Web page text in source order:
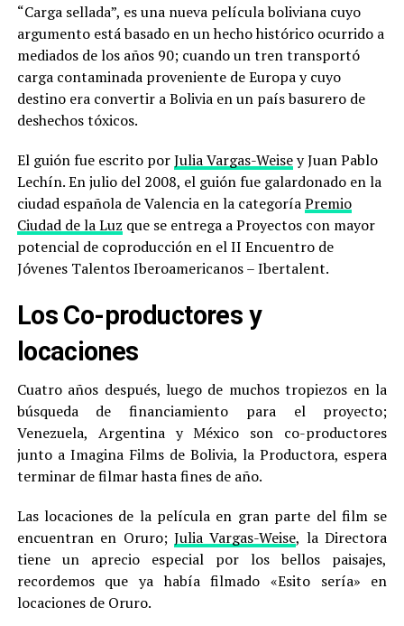
“Carga sellada”, es una nueva película boliviana cuyo
argumento está basado en un hecho histórico ocurrido a
mediados de los años 90; cuando un tren transportó
carga contaminada proveniente de Europa y cuyo
destino era convertir a Bolivia en un país basurero de
deshechos tóxicos.
El guión fue escrito porJulia Vargas-Weisey Juan Pablo
Lechín. En julio del 2008, el guión fue galardonado en la
ciudad española de Valencia en la categoríaPremio
Ciudad de la Luz que se entrega a Proyectos con mayor
potencial de coproducción en el II Encuentro de
Jóvenes Talentos Iberoamericanos – Ibertalent.
Los Co-productores y
locaciones
Cuatro años después, luego de muchos tropiezos en la
búsqueda de financiamiento para el proyecto;
Venezuela, Argentina y México son co-productores
junto a Imagina Films de Bolivia, la Productora, espera
terminar de filmar hasta fines de año.
Las locaciones de la película en gran parte del film se
encuentran en Oruro; Julia Vargas-Weise, la Directora
tiene un aprecio especial por los bellos paisajes,
recordemos que ya había filmado «Esito sería» en
locaciones de Oruro.